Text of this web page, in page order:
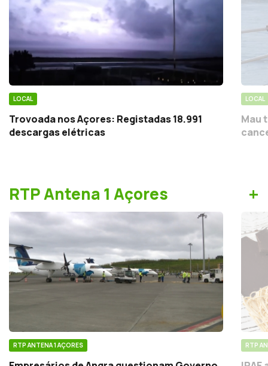
LOCAL
Trovoada nos Açores: Registadas 18.991
descargas elétricas
LOCAL
Mau
RTP Antena 1 Açores +
RTP ANTENA 1 AÇORES RTP